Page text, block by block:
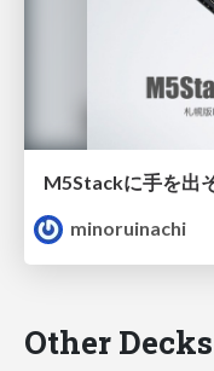
M5Stackに手を出
minoruinachi
Other